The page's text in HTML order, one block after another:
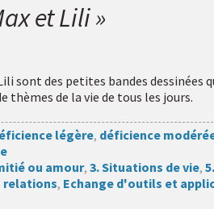
et Lili »
sont des petites bandes dessinées
thèmes de la vie de tous les jours.
légère, déficience
ou amour, 3. Situations de vie,
relations, Echange d'outils et